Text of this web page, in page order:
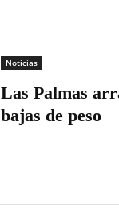
Noticias
Las Palmas
bajas de peso